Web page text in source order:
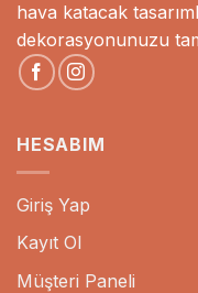
hava katacak
dekorasyonunuzu
HESABIM
Giriş Yap
Kayıt Ol
Müşteri Paneli